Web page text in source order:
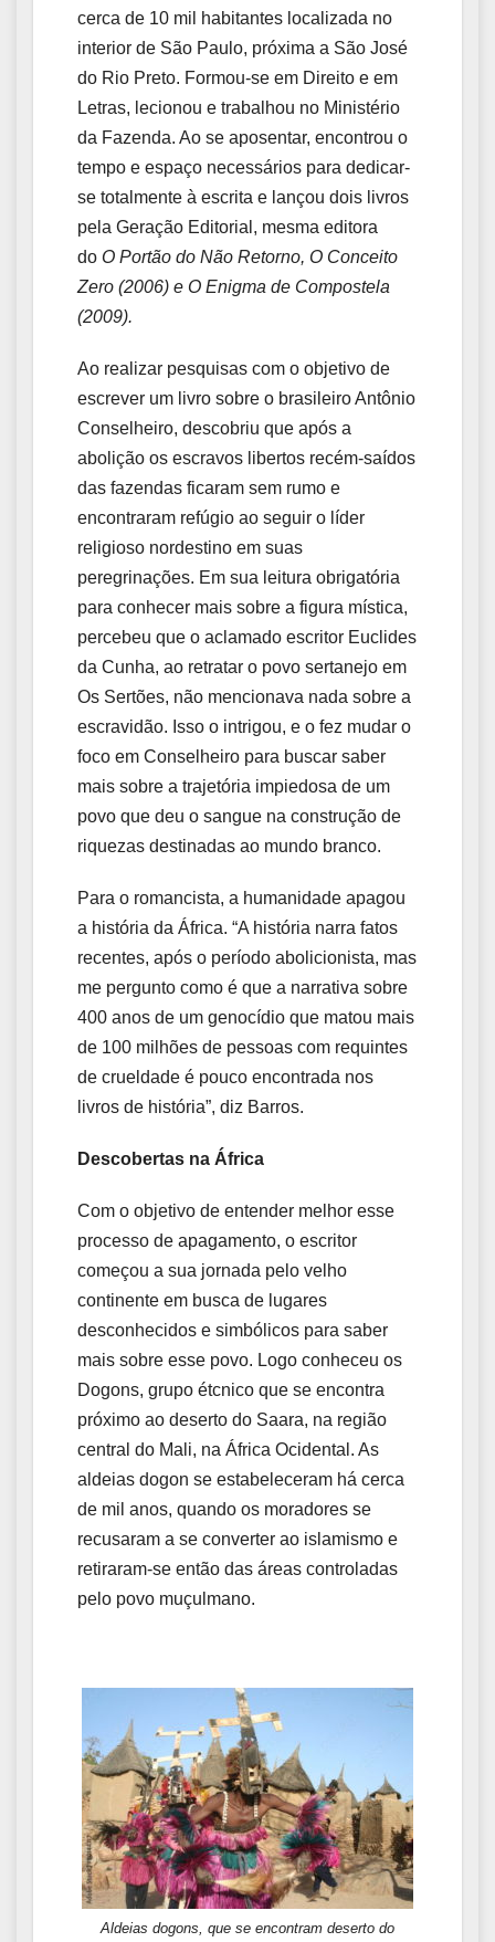
cerca de 10 mil habitantes localizada no
interior de São Paulo, próxima a São José
do Rio Preto. Formou-se em Direito e em
Letras, lecionou e trabalhou no Ministério
da Fazenda. Ao se aposentar, encontrou o
tempo e espaço necessários para dedicar-
se totalmente à escrita e lançou dois livros
pela Geração Editorial, mesma editora
do O Portão do Não Retorno, O Conceito
Zero (2006) e O Enigma de Compostela
(2009).
Ao realizar pesquisas com o objetivo de
escrever um livro sobre o brasileiro Antônio
Conselheiro, descobriu que após a
abolição os escravos libertos recém-saídos
das fazendas ficaram sem rumo e
encontraram refúgio ao seguir o líder
religioso nordestino em suas
peregrinações. Em sua leitura obrigatória
para conhecer mais sobre a figura mística,
percebeu que o aclamado escritor Euclides
da Cunha, ao retratar o povo sertanejo em
Os Sertões, não mencionava nada sobre a
escravidão. Isso o intrigou, e o fez mudar o
foco em Conselheiro para buscar saber
mais sobre a trajetória impiedosa de um
povo que deu o sangue na construção de
riquezas destinadas ao mundo branco.
Para o romancista, a humanidade apagou
a história da África. “A história narra fatos
recentes, após o período abolicionista, mas
me pergunto como é que a narrativa sobre
400 anos de um genocídio que matou mais
de 100 milhões de pessoas com requintes
de crueldade é pouco encontrada nos
livros de história”, diz Barros.
Descobertas na África
Com o objetivo de entender melhor esse
processo de apagamento, o escritor
começou a sua jornada pelo velho
continente em busca de lugares
desconhecidos e simbólicos para saber
mais sobre esse povo. Logo conheceu os
Dogons, grupo étcnico que se encontra
próximo ao deserto do Saara, na região
central do Mali, na África Ocidental. As
aldeias dogon se estabeleceram há cerca
de mil anos, quando os moradores se
recusaram a se converter ao islamismo e
retiraram-se então das áreas controladas
pelo povo muçulmano.
Aldeias dogons, que se encontram deserto do